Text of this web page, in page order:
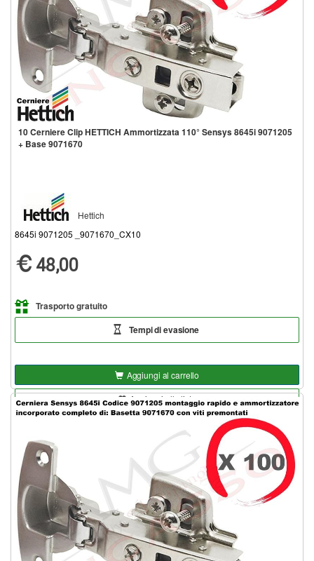
10 Cerniere Clip HETTICH Ammortizzata 110° Sensys 8645i 9071205
+ Base 9071670
Hettich
8645i 9071205 _9071670_CX10
48,00
Trasporto gratuito
Tempi di evasione
Aggiungi al carrello
Aggiungi alla lista